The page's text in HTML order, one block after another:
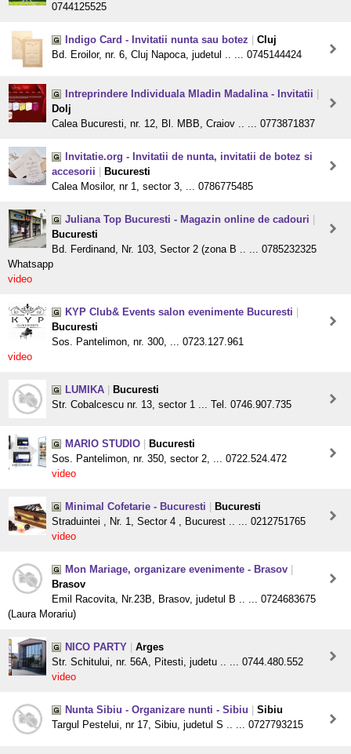
0744125525
Indigo Card - Invitatii nunta sau botez
Cluj
Bd. Eroilor, nr. 6, Cluj Napoca, judetul .. ... 0745144424
Intreprindere Individuala Mladin Madalina - Invitatii
Dolj
Calea Bucuresti, nr. 12, Bl. MBB, Craiov .. ... 0773871837
Invitatie.org - Invitatii de nunta, invitatii de botez si
accesorii
Bucuresti
Calea Mosilor, nr 1, sector 3, ... 0786775485
Juliana Top Bucuresti - Magazin online de cadouri
Bucuresti
Bd. Ferdinand, Nr. 103, Sector 2 (zona B .. ... 0785232325
Whatsapp
video
KYP Club& Events salon evenimente Bucuresti
Bucuresti
Sos. Pantelimon, nr. 300, ... 0723.127.961
video
LUMIKA
Bucuresti
Str. Cobalcescu nr. 13, sector 1 ... Tel. 0746.907.735
MARIO STUDIO
Bucuresti
Sos. Pantelimon, nr. 350, sector 2, ... 0722.524.472
video
Minimal Cofetarie - Bucuresti
Bucuresti
Straduintei , Nr. 1, Sector 4 , Bucurest .. ... 0212751765
video
Mon Mariage, organizare evenimente - Brasov
Brasov
Emil Racovita, Nr.23B, Brasov, judetul B .. ... 0724683675
(Laura Morariu)
NICO PARTY
Arges
Str. Schitului, nr. 56A, Pitesti, judetu .. ... 0744.480.552
video
Nunta Sibiu - Organizare nunti - Sibiu
Sibiu
Targul Pestelui, nr 17, Sibiu, judetul S .. ... 0727793215